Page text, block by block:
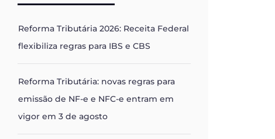
Reforma Tributária 2026: Receita Federal
flexibiliza regras para IBS e CBS
Reforma Tributária: novas regras para
emissão de NF-e e NFC-e entram em
vigor em 3 de agosto